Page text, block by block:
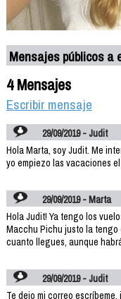
Mensajes públicos a
4 Mensajes
Escribir mensaje
29/09/2019 - Judit
Hola Marta, soy Judit. Me
yo empiezo las vacaciones
29/09/2019 - Marta
Hola Judit! Ya tengo los
Macchu Pichu justo la tengo
cuanto llegues, aunque
29/09/2019 - Judit
Te dejo mi correo